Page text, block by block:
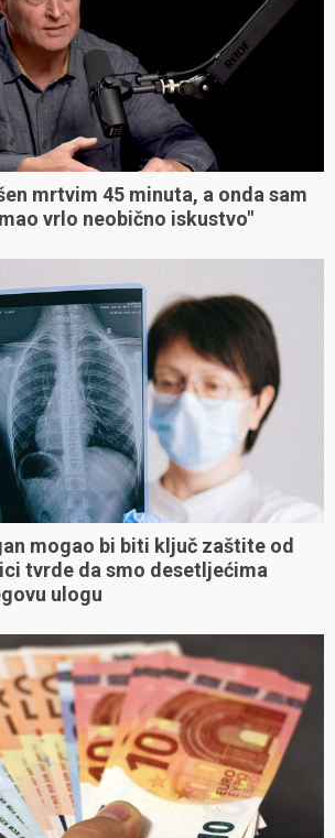
mrtvim 45 minuta, a onda sam
vrlo neobično iskustvo"
mogao bi biti ključ zaštite od
tvrde da smo desetljećima
ulogu